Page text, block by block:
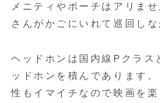
メニティやポーチはアリま
さんがかごにいれて巡回し
ヘッドホンは国内線Pクラス
ッドホンを積んであります
性もイマイチなので映画を